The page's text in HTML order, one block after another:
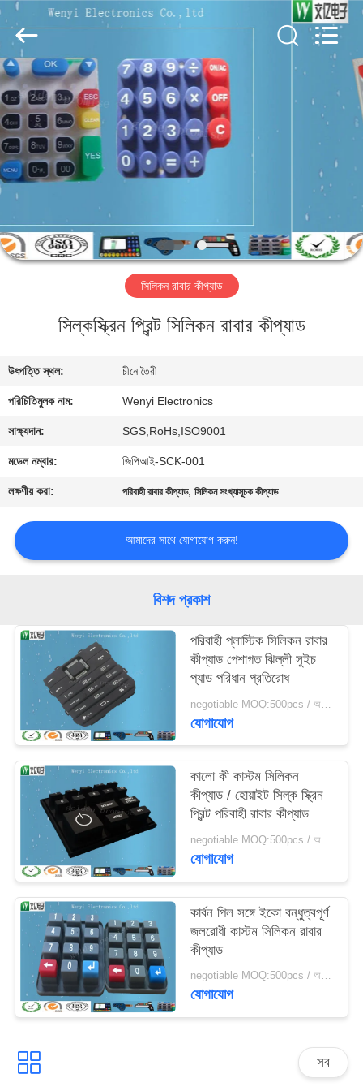
বাড়ি
পণ্য
আমাদের
সম্পর্কে
কারখানা
নিয়ন্ত্রণ
যোগাযোগ
করুন
জন্য
আবেদন
ম্যাপ
PRIVACY
POLICY
Jinyuanhang
Electronic
Technology
Co.,
Ltd.
All
Rights
Reserved.
সিলিকন রাবার কীপ্যাড
সিল্কস্ক্রিন প্রিন্ট সিলিকন রাবার কীপ্যাড
উৎপত্তি স্থল: চীনে তৈরী
পরিচিতিমুলক নাম: Wenyi Electronics
সাক্ষ্যদান: SGS,RoHs,ISO9001
মডেল নম্বার: জিপিআই-SCK-001
লক্ষণীয় করা: পরিবাহী রাবার কীপ্যাড,সিলিকন সংখ্যাসূচক কীপ্যাড
আমাদের সাথে যোগাযোগ করুন!
বিশদ প্রকাশ
পরিবাহী প্লাস্টিক সিলিকন রাবার
কীপ্যাড পেশাগত ঝিল্লী সুইচ
প্যাড পরিধান প্রতিরোধ
negotiable MOQ:500pcs / অনেক
যোগাযোগ
কালো কী কাস্টম সিলিকন
কীপ্যাড / হোয়াইট সিল্ক স্ক্রিন
প্রিন্ট পরিবাহী রাবার কীপ্যাড
negotiable MOQ:500pcs / অনেক
যোগাযোগ
কার্বন পিল সঙ্গে ইকো বন্ধুত্বপূর্ণ
জলরোধী কাস্টম সিলিকন রাবার
কীপ্যাড
negotiable MOQ:500pcs / অনেক
যোগাযোগ
সব